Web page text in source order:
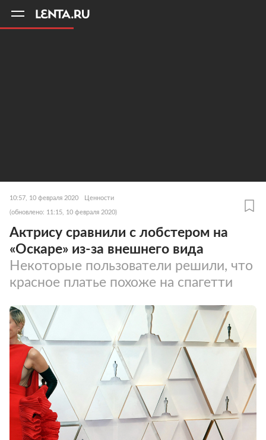
10:57, 10 февраля 2020 Ценности
(обновлено: 11:15, 10 февраля 2020)
Актрису сравнили с лобстером на
«Оскаре» из-за внешнего вида
Некоторые пользователи решили, что
красное платье похоже на спагетти